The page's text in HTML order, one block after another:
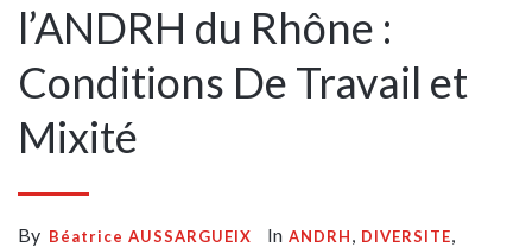
l’ANDRH du Rhône :
Conditions De Travail et
Mixité
By Béatrice AUSSARGUEIX In ANDRH, DIVERSITE,